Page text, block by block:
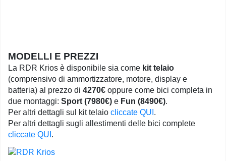
MODELLI E PREZZI
La RDR Krios è disponibile sia come kit telaio
(comprensivo di ammortizzatore, motore, display e
batteria) al prezzo di 4270€ oppure come bici completa in
due montaggi: Sport (7980€) e Fun (8490€).
Per altri dettagli sul kit telaio cliccate QUI .
Per altri dettagli sugli allestimenti delle bici complete
cliccate QUI .